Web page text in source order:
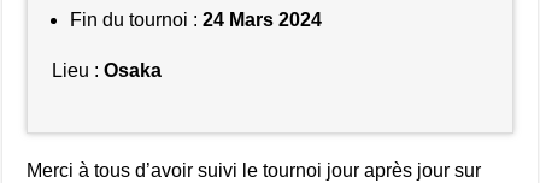
Fin du tournoi :24 Mars 2024
Lieu :Osaka
Merci à tous d’avoir suivi le tournoi jour après jour sur